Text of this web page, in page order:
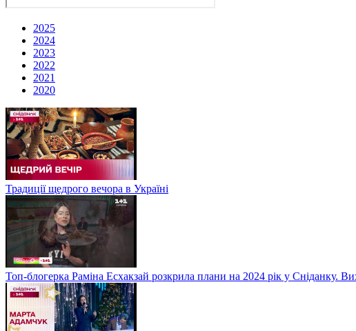
2025
2024
2023
2022
2021
2020
Традиції щедрого вечора в Україні
Топ-блогерка Раміна Есхакзай розкрила плани на 2024 рік у Сніданку.